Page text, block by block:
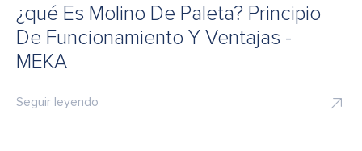
¿qué Es Molino De Paleta? Principio
De Funcionamiento Y Ventajas -
MEKA
Seguir leyendo